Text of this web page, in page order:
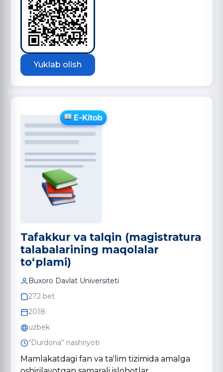
Yuklab olish
Tafakkur va talqin (magistratura
talabalarining maqolalar
to‘plami)
Buxoro Davlat Universiteti
272 bet
2018
uzbek
“Durdona” nashriyoti
Mamlakatdagi fan va ta'lim tizimida amalga